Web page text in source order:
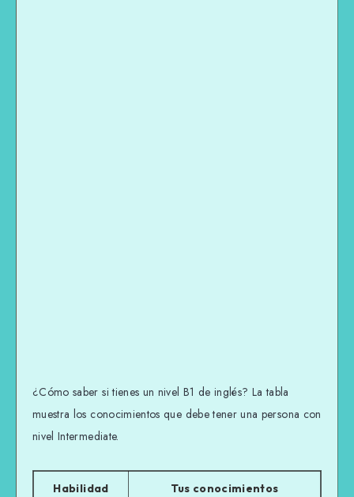
¿Cómo saber si tienes un nivel B1 de inglés? La tabla
muestra los conocimientos que debe tener una persona con
nivel Intermediate.
Habilidad Tus conocimientos